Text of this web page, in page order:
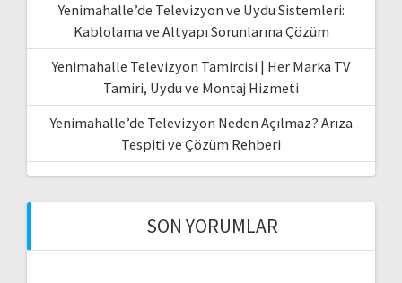
Yenimahalle’de Televizyon ve Uydu Sistemleri:
Kablolama ve Altyapı Sorunlarına Çözüm
Yenimahalle Televizyon Tamircisi | Her Marka TV
Tamiri, Uydu ve Montaj Hizmeti
Yenimahalle’de Televizyon Neden Açılmaz? Arıza
Tespiti ve Çözüm Rehberi
SON YORUMLAR